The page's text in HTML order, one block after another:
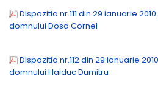
Dispozitia nr.111 din 29 ianuarie
domnului Dosa Cornel
Dispozitia nr.112 din 29 ianuarie
domnului Haiduc Dumitru